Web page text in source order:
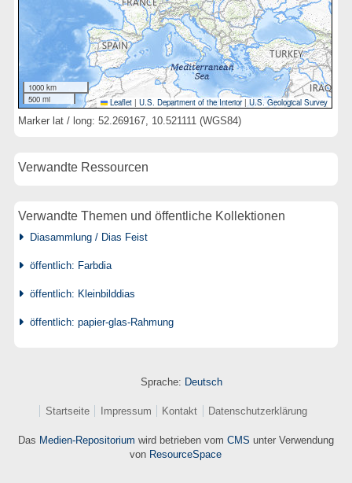
1000 km
500 mi
Leaflet | U.S. Department of the Interior|U.S. Geological Survey
Marker lat / long: 52.269167, 10.521111 (WGS84)
Verwandte Ressourcen
Verwandte Themen und öffentliche Kollektionen
Diasammlung / Dias Feist
öffentlich: Farbdia
öffentlich: Kleinbilddias
öffentlich: papier-glas-Rahmung
Sprache: Deutsch
Startseite Impressum Kontakt Datenschutzerklärung
Das Medien-Repositorium wird betrieben vom CMS unter Verwendung
von ResourceSpace